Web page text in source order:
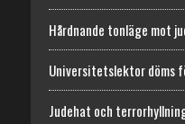
Hårdnande tonläge
Universitetslektor döms
Judehat och